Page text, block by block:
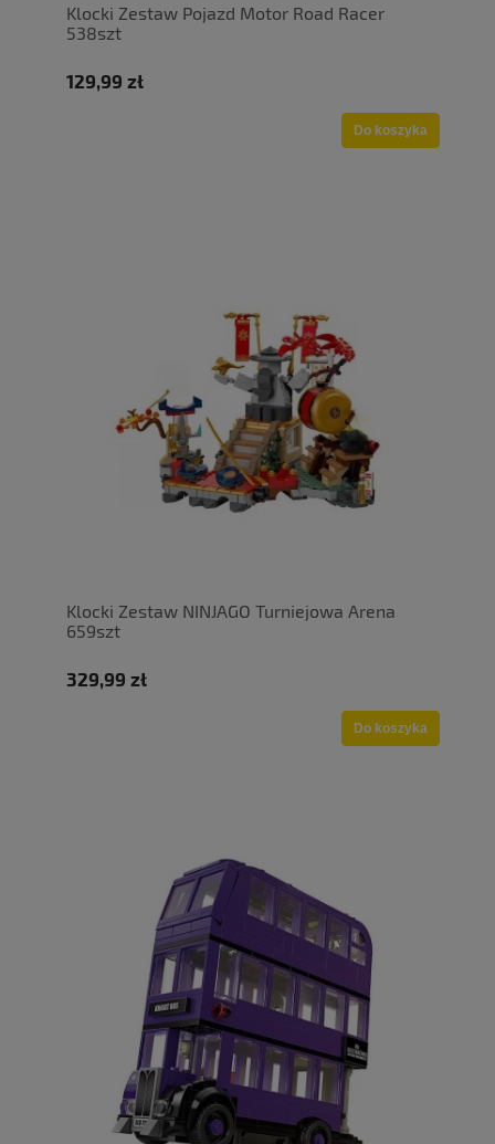
Klocki Zestaw Pojazd Motor Road Racer
538szt
129,99 zł
Do koszyka
Klocki Zestaw NINJAGO Turniejowa Arena
659szt
329,99 zł
Do koszyka